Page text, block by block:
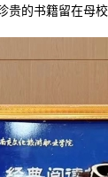
的书籍留在母